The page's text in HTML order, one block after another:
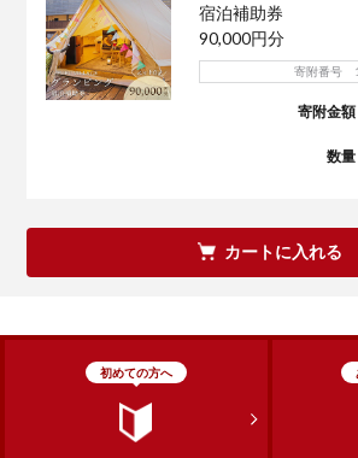
宿泊補助券
90,000円分
寄附番号
寄附金額
数量
カートに入れる
初めての方へ